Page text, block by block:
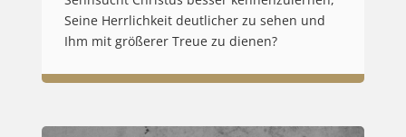
Seine Herrlichkeit deutlicher zu sehen und
Ihm mit größerer Treue zu dienen?